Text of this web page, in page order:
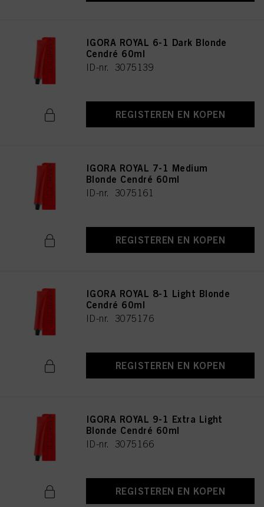
IGORA ROYAL 6-1 Dark Blonde
Cendré 60ml
ID-nr. 3075139
REGISTEREN EN KOPEN
IGORA ROYAL 7-1 Medium
Blonde Cendré 60ml
ID-nr. 3075161
REGISTEREN EN KOPEN
IGORA ROYAL 8-1 Light Blonde
Cendré 60ml
ID-nr. 3075176
REGISTEREN EN KOPEN
IGORA ROYAL 9-1 Extra Light
Blonde Cendré 60ml
ID-nr. 3075166
REGISTEREN EN KOPEN